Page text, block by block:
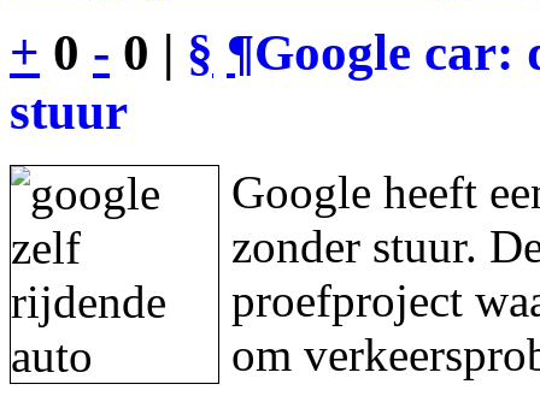
+ 0 - 0 | § ¶Google car:
stuur
Google heeft
zonder stuur.
proefproject
om